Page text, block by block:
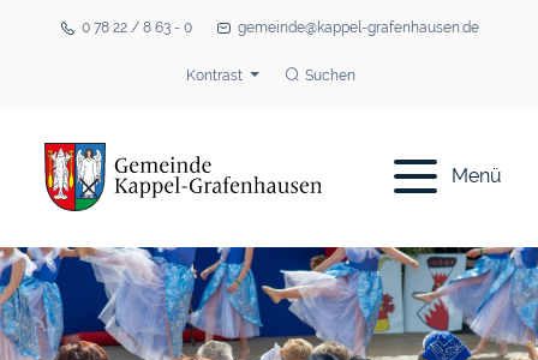
0 78 22 / 8 63 - 0 gemeinde@kappel-grafenhausen.de
Kontrast Suchen
Menü